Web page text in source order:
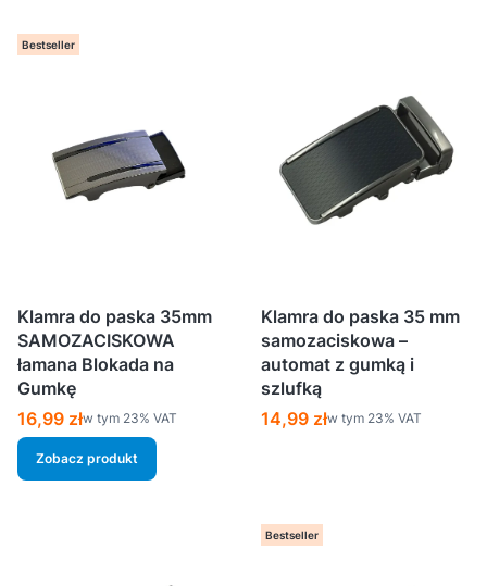
Bestseller
Klamra do paska 35mm
SAMOZACISKOWA
łamana Blokada na
Gumkę
Cena brutto
16,99 złw tym %s VAT
w tym 23% VAT
Zobacz produkt
Klamra do paska 35 mm
samozaciskowa –
automat z gumką i
szlufką
Cena brutto
14,99 złw tym %s VAT
w tym 23% VAT
Bestseller